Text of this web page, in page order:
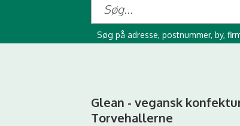
Søg på adresse, postnummer, by,
Glean - vegansk
Torvehallerne